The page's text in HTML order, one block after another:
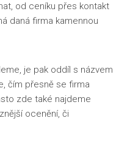
od ceníku přes kontakt
daná firma kamennou
je pak oddíl s názvem
čím přesně se firma
zde také najdeme
ocenění, či